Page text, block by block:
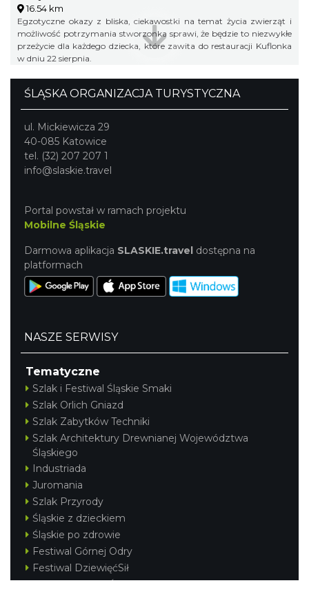
16.54 km
Egzotyczne okazy z bliska, ciekawostki na temat życia zwierząt i
możliwość potrzymania stworzonka sprawi, że będzie to niezwykłe
przeżycie dla każdego dziecka, które zawita do restauracji Kuflonka
w dniu 22 sierpnia.
ŚLĄSKA ORGANIZACJA TURYSTYCZNA
ul. Mickiewicza 29
40-085 Katowice
tel. (32) 207 207 1
info@slaskie.travel
Portal powstał w ramach projektu
Mobilne Śląskie
Darmowa aplikacja SLASKIE.travel dostępna na
platformach
NASZE SERWISY
Tematyczne
Szlak i Festiwal Śląskie Smaki
Szlak Orlich Gniazd
Szlak Zabytków Techniki
Szlak Architektury Drewnianej Województwa
Śląskiego
Industriada
Juromania
Szlak Przyrody
Śląskie z dzieckiem
Śląskie po zdrowie
Festiwal Górnej Odry
Festiwal DziewięćSił
Kajakiem przez Śląskie